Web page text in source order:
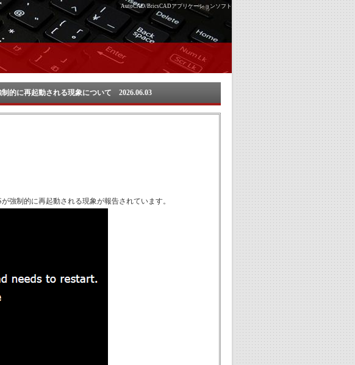
AutoCAD/BricsCADアプリケーションソフト
制的に再起動される現象について 2026.06.03
強制的に再起動される現象が報告されています。